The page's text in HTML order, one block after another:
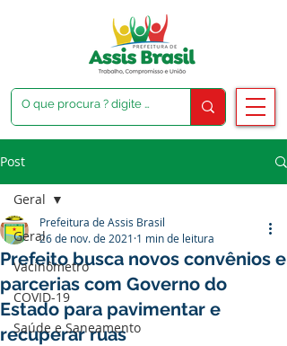
Post
Geral
Vacinômetro
COVID-19
Saúde e Saneamento
Geral
Prefeito busca novos convênios e
parcerias com Governo do
Estado para pavimentar e
recuperar ruas
Prefeitura de Assis Brasil
26 de nov. de 2021 1 min de leitura